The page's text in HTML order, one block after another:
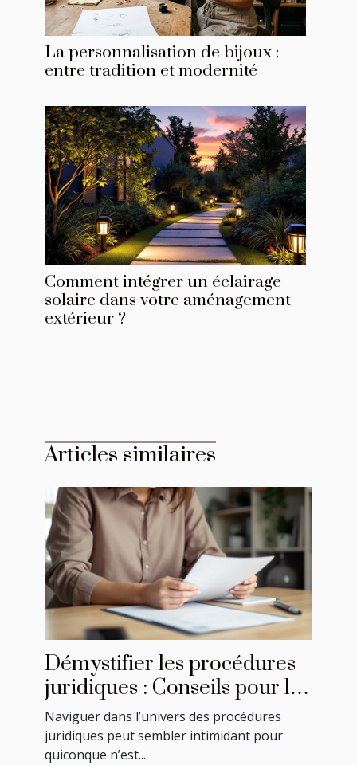
La personnalisation de bijoux :
entre tradition et modernité
Comment intégrer un éclairage
solaire dans votre aménagement
extérieur ?
Articles similaires
Démystifier les procédures
juridiques : Conseils pour les
néophytes
Naviguer dans l’univers des procédures
juridiques peut sembler intimidant pour
quiconque n’est...